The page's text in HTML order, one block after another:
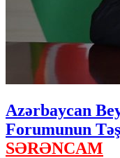
Azərbaycan
Forumunun
SƏRƏNCAM